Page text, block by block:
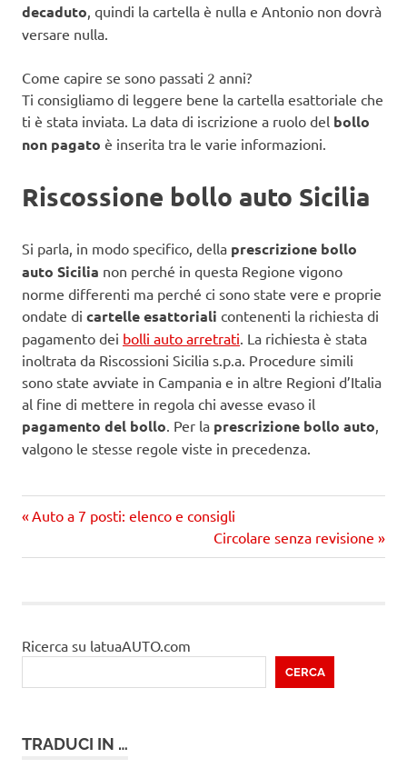
decaduto , quindi la cartella è nulla e Antonio non dovrà
versare nulla.
Come capire se sono passati 2 anni?
Ti consigliamo di leggere bene la cartella esattoriale che
ti è stata inviata. La data di iscrizione a ruolo del bollo
non pagato è inserita tra le varie informazioni.
Riscossione bollo auto Sicilia
Si parla, in modo specifico, della prescrizione bollo
auto Sicilia non perché in questa Regione vigono
norme differenti ma perché ci sono state vere e proprie
ondate di cartelle esattoriali contenenti la richiesta di
pagamento dei bolli auto arretrati . La richiesta è stata
inoltrata da Riscossioni Sicilia s.p.a. Procedure simili
sono state avviate in Campania e in altre Regioni d’Italia
al fine di mettere in regola chi avesse evaso il
pagamento del bollo . Per la prescrizione bollo auto
valgono le stesse regole viste in precedenza.
Navigazione
articoli
Precedente
Auto a 7 posti: elenco e consigli
Prossimo
articolo
Circolare senza revisione
Ricerca su latuaAUTO.com
CERCA
TRADUCI IN …